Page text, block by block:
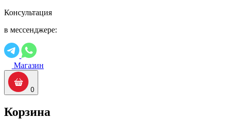
Консультация
в мессенджере:
Магазин
0
Корзина